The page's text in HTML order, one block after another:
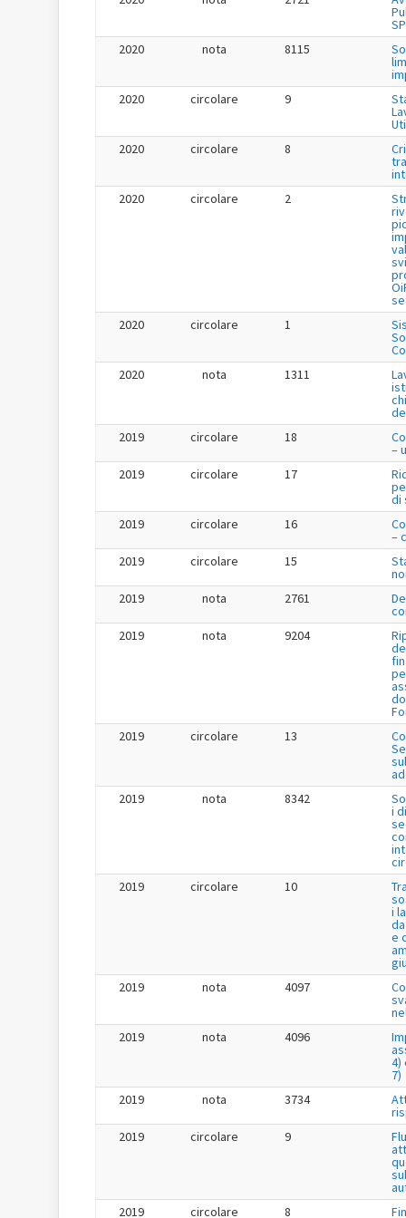
2020
nota 8115
2020
circolare 9
2020
circolare 8
2020
circolare 2
2020
circolare 1
2020
nota 1311
2019
circolare 18
–
2019
circolare 17
di
2019
circolare 16
–
2019
circolare 15
2019
nota 2761
2019
nota 9204
2019
circolare 13
2019
nota 8342
i
2019
circolare 10
i
e
2019
nota 4097
2019
nota 4096
4)
7)
2019
nota 3734
2019
circolare 9
2019
circolare 8